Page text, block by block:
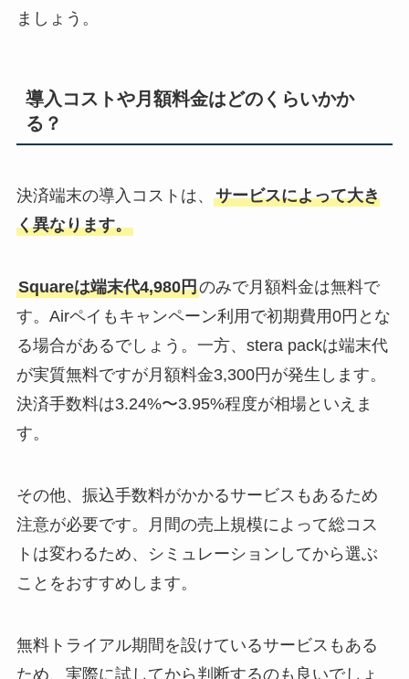
ましょう。
導入コストや月額料金はどのくらいかか
る？
決済端末の導入コストは、 サービスによって大き
く異なります。
Squareは端末代4,980円のみで月額料金は無料で
す。Airペイもキャンペーン利用で初期費用0円とな
る場合があるでしょう。一方、stera packは端末代
が実質無料ですが月額料金3,300円が発生します。
決済手数料は3.24%〜3.95%程度が相場といえま
す。
その他、振込手数料がかかるサービスもあるため
注意が必要です。月間の売上規模によって総コス
トは変わるため、シミュレーションしてから選ぶ
ことをおすすめします。
無料トライアル期間を設けているサービスもある
ため、実際に試してから判断するのも良いでしょ